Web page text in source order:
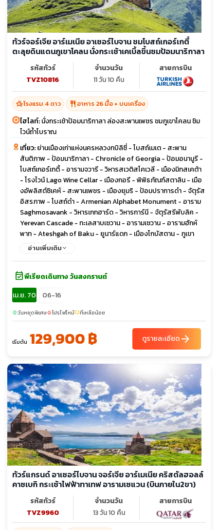
ทัวร์จอร์เจีย อาร์เมเนีย อาเซอร์ไบจาน ชมโบสถ์เกอร์เกตี้
ตะลุยดินแดนภูเขาโคลน นั่งกระเช้าเคเบิ้ลขึ้นชมป้อมนาริกาลา
รหัสทัวร์
TVZ10816
จำนวนวัน
11 วัน 10 คืน
สายการบิน
hotel_classโรงแรม 4 ดาว restaurant อาหาร 26 มื้อ + บนเครื่อง
ไฮไลท์:นั่งกระเช้าป้อมนาริกาลา ล่องสะพานเพชร ชมภูเขาโคลน ชิม
ไวน์ถ้ำโบราณ
เที่ยว:ย่านเมืองเก่าแห่งนครหลวงทบิลิซี่ - โบสถ์เมเต - สะพาน
สันติภาพ - ป้อมนาริกาลา - Chronicle of Georgia - ป้อมอนานูรี -
โบสถ์เกอร์เกตี้ - อารามจวารี - วิหารสเวติสโคเวลี - เมืองมิทสเคต้า
- โรงไวน์ Lago Wine Cellar - เมืองกอรี - พิพิธภัณฑ์สตาลิน - เมือ
งอัพลิสต์ซิเคห์ - สะพานเพชร - เมืองยุมริ - ป้อมปราการดำ - จัตุรัส
อิสรภาพ - โบสถ์ดำ - Armenian Alphabet Monument - อาราม
Saghmosavank - วิหารเกกฮาร์ด - วิหารการ์นี - จัตุรัสรีพับลิค -
Yerevan Cascade - ทะเลสาบเซวาน - อารามเซวาน - อารามฮักห์
พาท - Ateshgah of Baku - ยูนาร์แดก - เมืองโกบัสตาน - ภูเขา
โคลน - เมืองเก่าบากู - พระราชวังแห่งราชวงศ์เชอร์วาน - คาราวาน
อ่านเพิ่มเติม
event_availableพีเรียดเดินทาง วันสงกรานต์
เม.ย. 70
06-16
sunnyวันหยุดพิเศษlocal_fire_departmentโปรไฟไหม้confirmation_numberที่เหลือน้อย
เริ่มต้น 129,900 ฿ ดูรายละเอียดarrow_forward
ทัวร์แกรนด์ อาเซอร์ไบจาน จอร์เจีย อาร์เมเนีย คริสตัลฮอลล์
คาซเบกิ กระเช้าไฟฟ้าทาเทฟ อารามเซแวน (บินภายใน2ขา)
รหัสทัวร์
TVZ9960
จำนวนวัน
13 วัน 10 คืน
สายการบิน